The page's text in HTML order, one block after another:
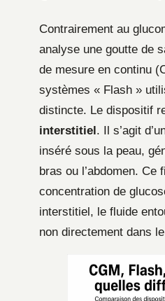
Contrairement au
analyse une goutte de
de mesure en continu
systèmes « Flash »
distincte. Le dispositif
interstitiel. Il s’agit
inséré sous la peau,
bras ou l’abdomen. Ce
concentration de
interstitiel, le fluide
non directement dans